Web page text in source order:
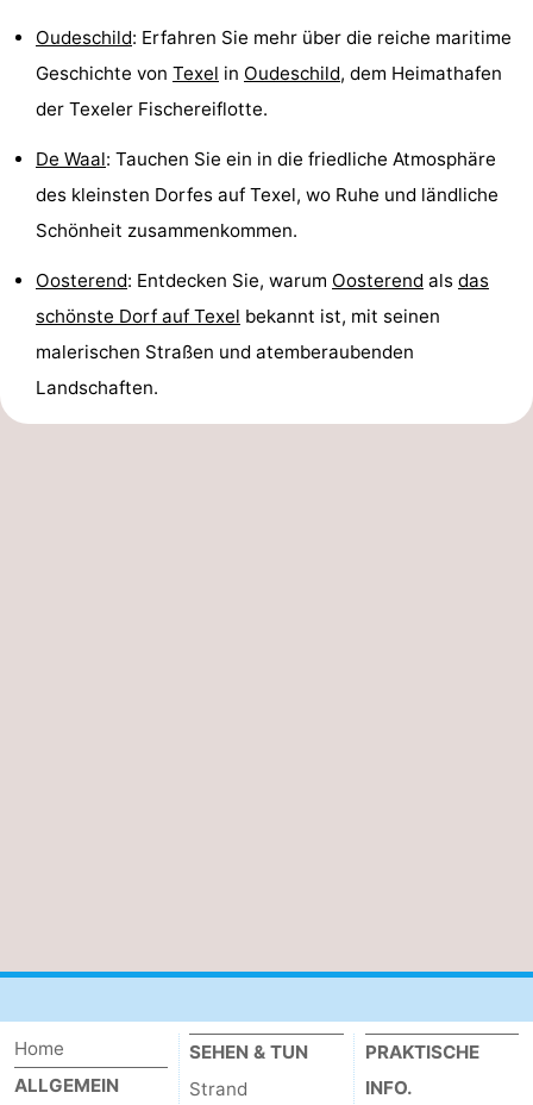
Oudeschild: Erfahren Sie mehr über die reiche maritime
Geschichte von Texel in Oudeschild, dem Heimathafen
der Texeler Fischereiflotte.
De Waal: Tauchen Sie ein in die friedliche Atmosphäre
des kleinsten Dorfes auf Texel, wo Ruhe und ländliche
Schönheit zusammenkommen.
Oosterend: Entdecken Sie, warum Oosterend als das
schönste Dorf auf Texel bekannt ist, mit seinen
malerischen Straßen und atemberaubenden
Landschaften.
Home
ALLGEMEIN
SEHEN & TUN
Strand
PRAKTISCHE
INFO.